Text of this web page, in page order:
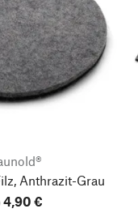
Anthrazit-Grau
4,90 €